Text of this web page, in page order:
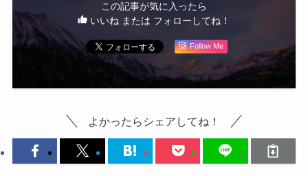
この記事が気に入ったら
いいね または フォローしてね！
Follow Me
よかったらシェアしてね！